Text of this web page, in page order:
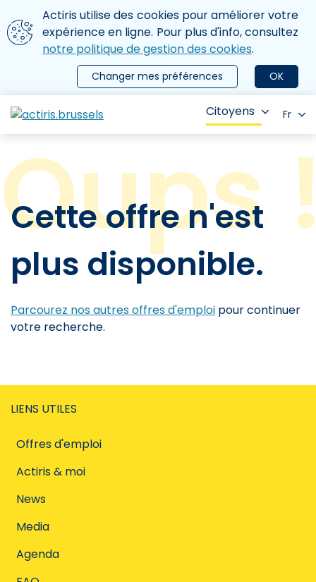
Aller au contenu principal
Nous utilisons des cookies
Actiris utilise des cookies pour améliorer votre
expérience en ligne. Pour plus d'info, consultez
notre politique de gestion des cookies.
OK
Changer mes préférences
le menu
Citoyens Fr
Cette offre n'est
plus disponible.
Parcourez nos autres offres d'emploi pour continuer
votre recherche.
LIENS UTILES
Offres d'emploi
Actiris & moi
News
Media
Agenda